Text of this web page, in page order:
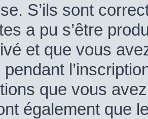
S’ils sont
a pu s’être
et que vous
pendant
que vous
également que